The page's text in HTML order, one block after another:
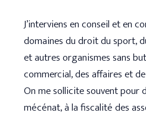
J’interviens en conseil et en
domaines du droit du sport,
et autres organismes sans
commercial, des affaires et
On me sollicite souvent pour
mécénat, à la fiscalité des